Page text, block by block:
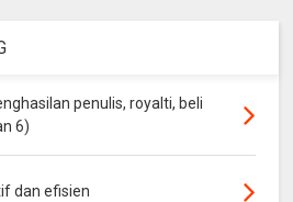
penulis, royalti, beli
6)
dan efisien